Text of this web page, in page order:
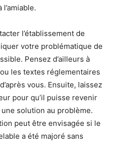
l’établissement de
votre problématique de
Pensez d’ailleurs à
les textes réglementaires
vous. Ensuite, laissez
pour qu’il puisse revenir
solution au problème.
peut être envisagée si le
a été majoré sans